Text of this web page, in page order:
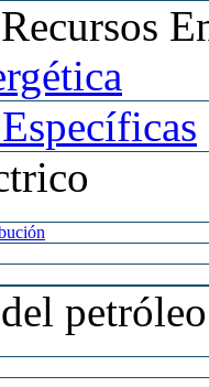
Específicas
del petróleo